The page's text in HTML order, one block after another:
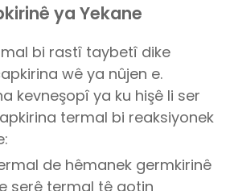
ya Yekane
bi rastî taybetî dike
wê ya nûjen e.
kevneşopî ya ku hişê li ser
termal bi reaksiyonek
de hêmanek germkirinê
serê termal tê gotin